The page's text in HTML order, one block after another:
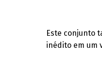
Este conjunto
inédito em um